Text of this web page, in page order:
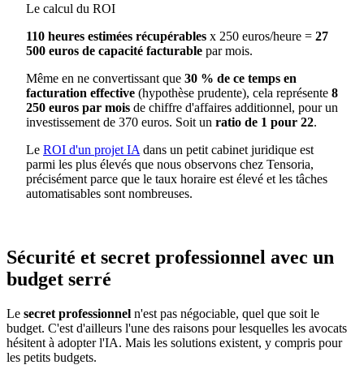
Le calcul du ROI
110 heures estimées récupérables x 250 euros/heure = 27
500 euros de capacité facturable par mois.
Même en ne convertissant que 30 % de ce temps en
facturation effective (hypothèse prudente), cela représente 8
250 euros par mois de chiffre d'affaires additionnel, pour un
investissement de 370 euros. Soit un ratio de 1 pour 22.
Le ROI d'un projet IA dans un petit cabinet juridique est
parmi les plus élevés que nous observons chez Tensoria,
précisément parce que le taux horaire est élevé et les tâches
automatisables sont nombreuses.
Sécurité et secret professionnel avec un
budget serré
Le secret professionnel n'est pas négociable, quel que soit le
budget. C'est d'ailleurs l'une des raisons pour lesquelles les avocats
hésitent à adopter l'IA. Mais les solutions existent, y compris pour
les petits budgets.